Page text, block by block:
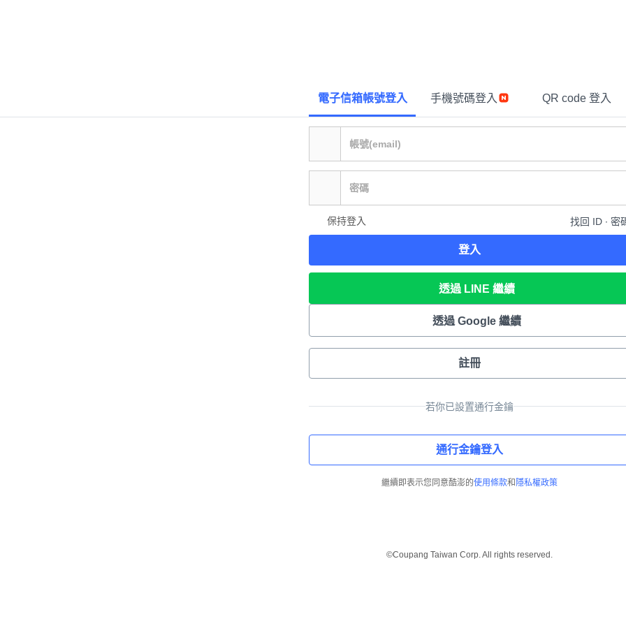
電子信箱帳號登入 手機號碼登入 QR code 登入
保持登入 找回 ID ∙ 密
登入
透過 LINE 繼續
透過 Google 繼續
註冊
若你已設置通行金鑰
通行金鑰登入
繼續即表示您同意酷澎的使用條款和 隱私權政策
©Coupang Taiwan Corp. All rights reserved.